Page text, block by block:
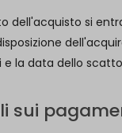
dell'acquisto si
la data dello
sui